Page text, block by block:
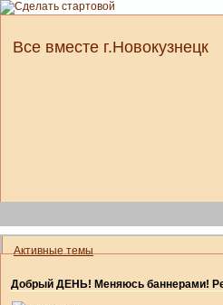
Все вместе г.Новокузнецк
Активные темы
Добрый ДЕНЬ! Меняюсь баннерами!